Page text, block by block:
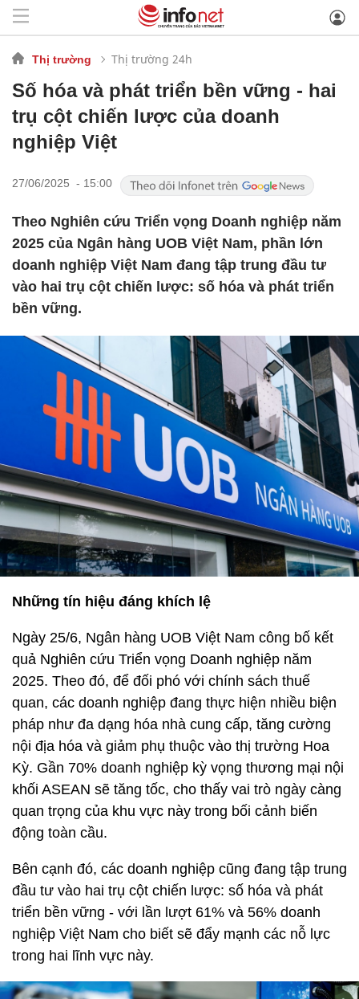
Thị trường Thị trường 24h
Số hóa và phát triển bền vững - hai
trụ cột chiến lược của doanh
nghiệp Việt
27/06/2025 - 15:00
Theo Nghiên cứu Triển vọng Doanh nghiệp năm
2025 của Ngân hàng UOB Việt Nam, phần lớn
doanh nghiệp Việt Nam đang tập trung đầu tư
vào hai trụ cột chiến lược: số hóa và phát triển
bền vững.
Những tín hiệu đáng khích lệ
Ngày 25/6, Ngân hàng UOB Việt Nam công bố kết
quả Nghiên cứu Triển vọng Doanh nghiệp năm
2025. Theo đó, để đối phó với chính sách thuế
quan, các doanh nghiệp đang thực hiện nhiều biện
pháp như đa dạng hóa nhà cung cấp, tăng cường
nội địa hóa và giảm phụ thuộc vào thị trường Hoa
Kỳ. Gần 70% doanh nghiệp kỳ vọng thương mại nội
khối ASEAN sẽ tăng tốc, cho thấy vai trò ngày càng
quan trọng của khu vực này trong bối cảnh biến
động toàn cầu.
Bên cạnh đó, các doanh nghiệp cũng đang tập trung
đầu tư vào hai trụ cột chiến lược: số hóa và phát
triển bền vững - với lần lượt 61% và 56% doanh
nghiệp Việt Nam cho biết sẽ đẩy mạnh các nỗ lực
trong hai lĩnh vực này.